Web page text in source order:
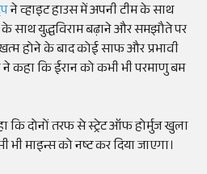
ने व्हाइट हाउस में अपनी टीम के साथ
साथ युद्धविराम बढ़ाने और समझौते पर
होने के बाद कोई साफ और प्रभावी
कहा कि ईरान को कभी भी परमाणु बम
कि दोनों तरफ से स्ट्रेट ऑफ होर्मुज खुला
माइन्स को नष्ट कर दिया जाएगा।